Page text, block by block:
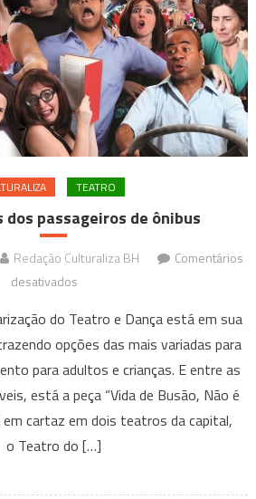
TEATRO
passageiros de ônibus
Redação Culturaliza BH
Comentários
desativados
aventuras
dos
passageiros
de
ônibus
do Teatro e Dança está em sua
opções das mais variadas para
para adultos e crianças. E entre as
está a peça “Vida de Busão, Não é
em cartaz em dois teatros da capital,
o Teatro do […]